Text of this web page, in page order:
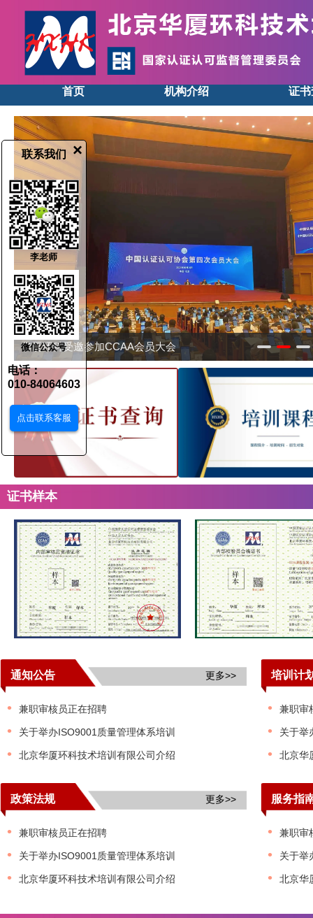
首页 机构介绍 证
华厦环科受邀参加CCAA会员大会
❮
证书样本
通知公告 更多>>
• 兼职审核员正在招聘
• 关于举办ISO9001质量管理体系培训
• 北京华厦环科技术培训有限公司介绍
培训计
• 兼职审
• 关于举
• 北京华
政策法规 更多>>
• 兼职审核员正在招聘
• 关于举办ISO9001质量管理体系培训
• 北京华厦环科技术培训有限公司介绍
服务指
• 兼职审
• 关于举
• 北京华
×
联系我们
李老师
微信公众号
电话：
010-84064603
点击联系客服